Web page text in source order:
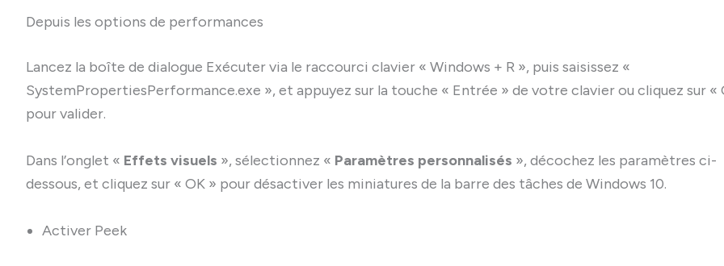
Depuis les options de performances
Lancez la boîte de dialogue Exécuter via le raccourci clavier « Windows + R », puis saisissez «
SystemPropertiesPerformance.exe », et appuyez sur la touche « Entrée » de votre clavier ou cliquez sur «
pour valider.
Dans l’onglet « Effets visuels », sélectionnez « Paramètres personnalisés », décochez les paramètres ci-
dessous, et cliquez sur « OK » pour désactiver les miniatures de la barre des tâches de Windows 10.
Activer Peek